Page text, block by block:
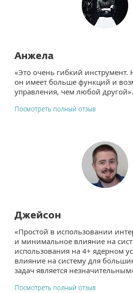
Анжела
«Это очень гибкий инструмент.
он имеет больше функций и
управления, чем любой другой».
Посмотреть полный отзыв
Джейсон
«Простой в использовании
и минимальное влияние на
использования на 4+ ядерном
влияние на систему для
задач является
Посмотреть полный отзыв